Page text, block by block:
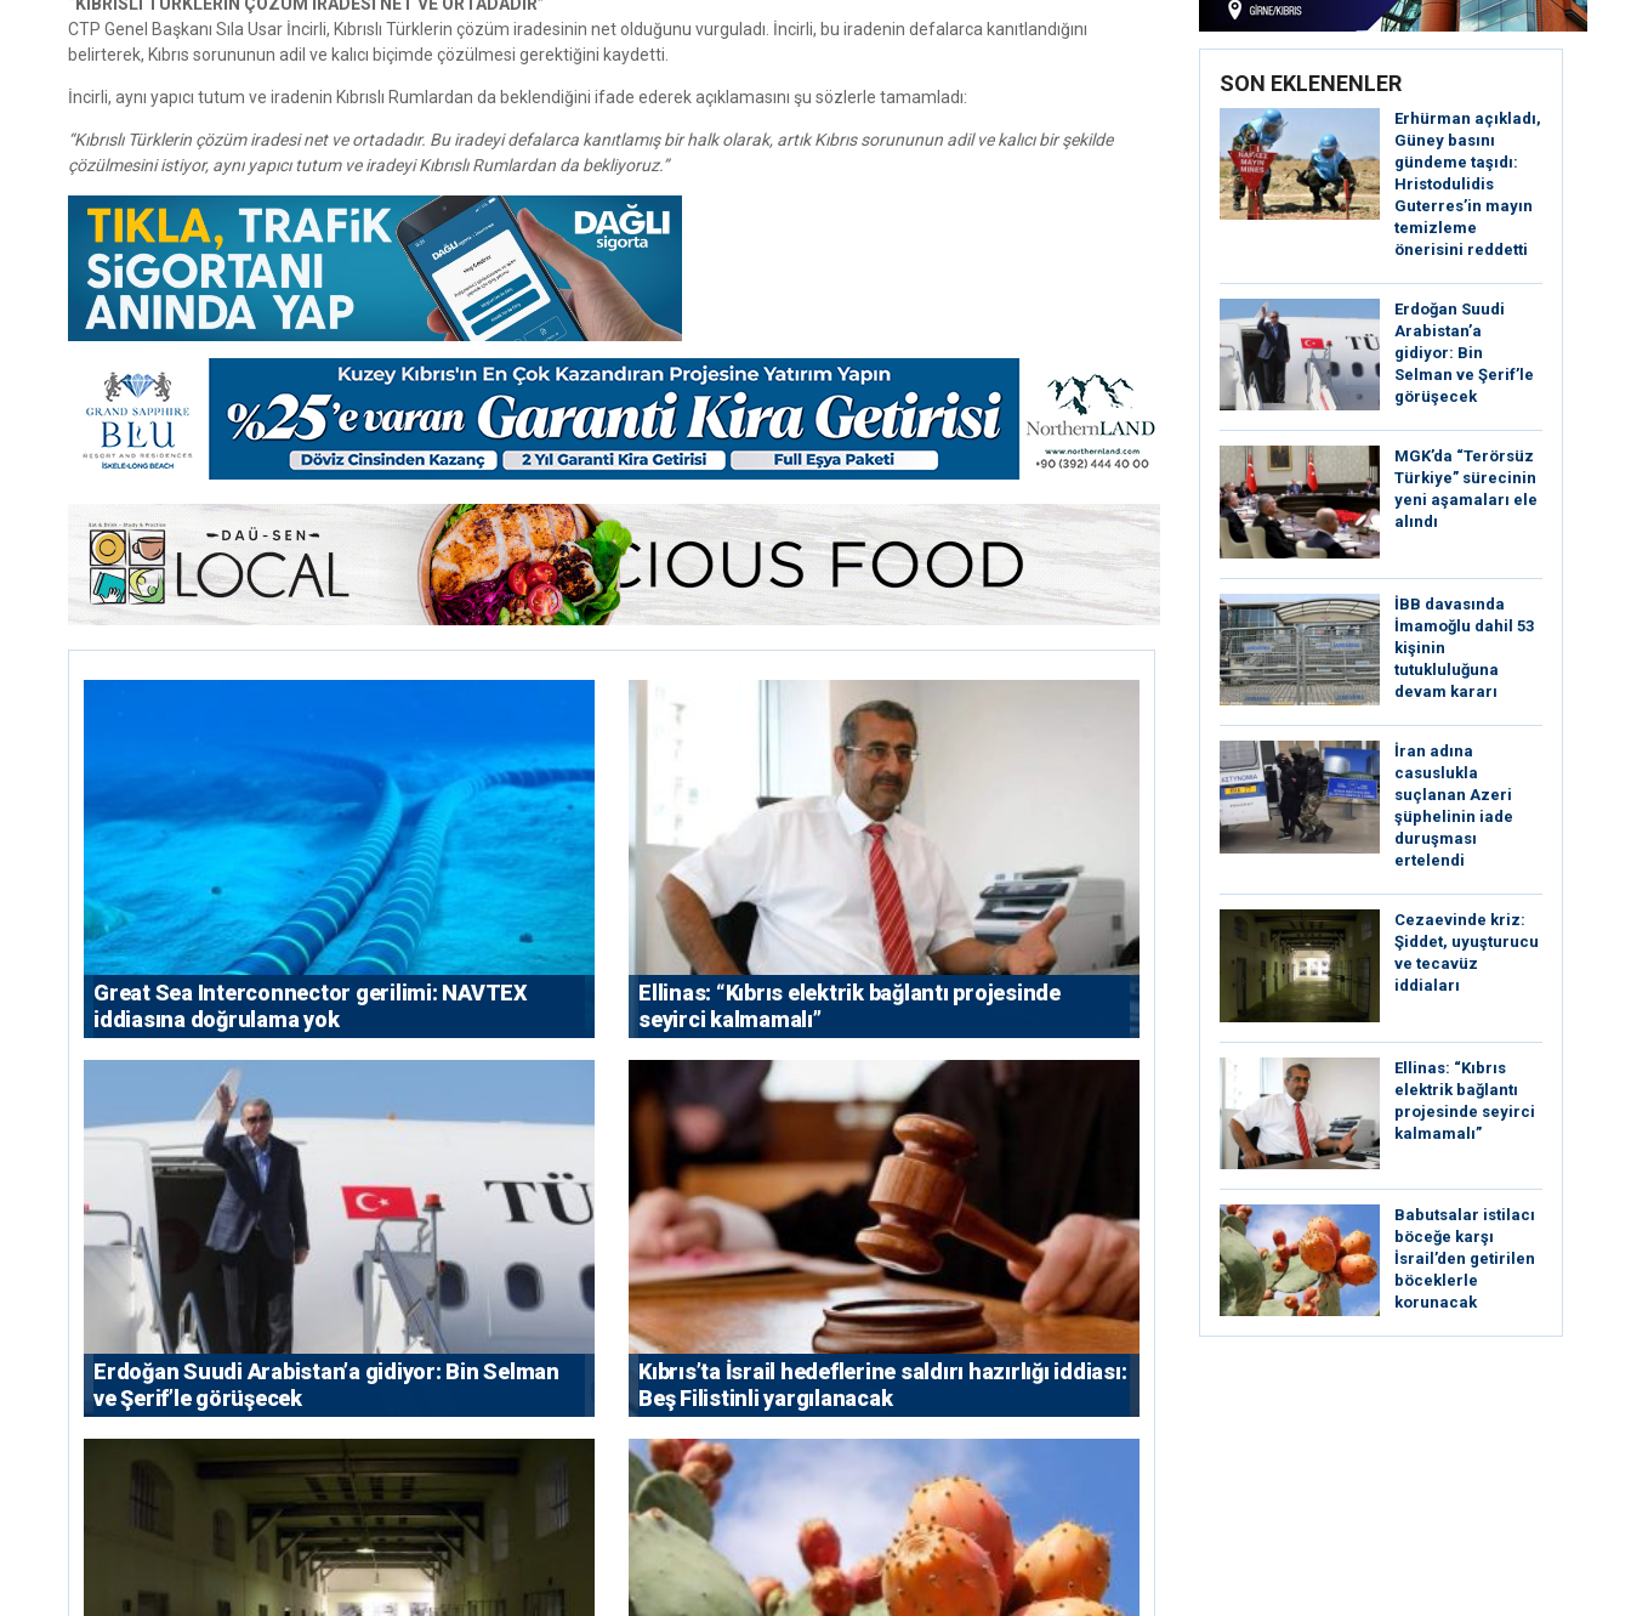
CTP Genel Başkanı Sıla Usar İncirli, Kıbrıslı Türklerin çözüm iradesinin net olduğunu vurguladı. İncirli, bu iradenin defalarca kanıtlandığını
belirterek, Kıbrıs sorununun adil ve kalıcı biçimde çözülmesi gerektiğini kaydetti.
İncirli, aynı yapıcı tutum ve iradenin Kıbrıslı Rumlardan da beklendiğini ifade ederek açıklamasını şu sözlerle tamamladı:
“Kıbrıslı Türklerin çözüm iradesi net ve ortadadır. Bu iradeyi defalarca kanıtlamış bir halk olarak, artık Kıbrıs sorununun adil ve kalıcı bir şekilde
çözülmesini istiyor, aynı yapıcı tutum ve iradeyi Kıbrıslı Rumlardan da bekliyoruz.”
Great Sea Interconnector gerilimi: NAVTEX
iddiasına doğrulama yok
Ellinas: “Kıbrıs elektrik bağlantı projesinde
seyirci kalmamalı”
Erdoğan Suudi Arabistan’a gidiyor: Bin Selman
ve Şerif’le görüşecek
Kıbrıs’ta İsrail hedeflerine saldırı hazırlığı iddiası:
Beş Filistinli yargılanacak
SON EKLENENLER
Erhürman açıkladı,
Güney basını
gündeme taşıdı:
Hristodulidis
Guterres’in mayın
temizleme
önerisini reddetti
Erdoğan Suudi
Arabistan’a
gidiyor: Bin
Selman ve Şerif’le
görüşecek
MGK’da “Terörsüz
Türkiye” sürecinin
yeni aşamaları ele
alındı
İBB davasında
İmamoğlu dahil 53
kişinin
tutukluluğuna
devam kararı
İran adına
casuslukla
suçlanan Azeri
şüphelinin iade
duruşması
ertelendi
Cezaevinde kriz:
Şiddet, uyuşturucu
ve tecavüz
iddiaları
Ellinas: “Kıbrıs
elektrik bağlantı
projesinde seyirci
kalmamalı”
Babutsalar istilacı
böceğe karşı
İsrail’den getirilen
böceklerle
korunacak